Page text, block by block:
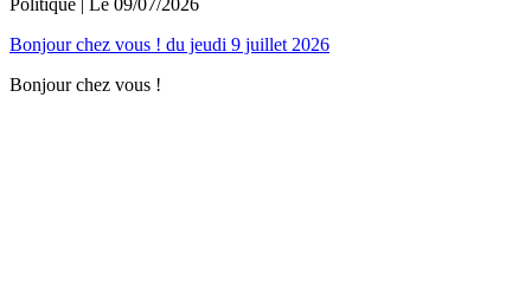
Politique | Le 09/07/2026
Bonjour chez vous ! du jeudi 9 juillet 2026
Bonjour chez vous !